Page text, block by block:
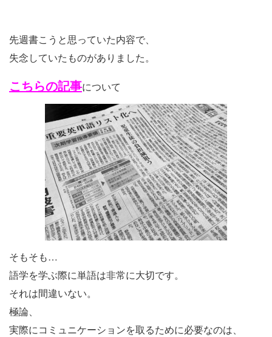
先週書こうと思っていた内容で、
失念していたものがありました。
こちらの記事について
そもそも…
語学を学ぶ際に単語は非常に大切です。
それは間違いない。
極論、
実際にコミュニケーションを取るために必要なのは、